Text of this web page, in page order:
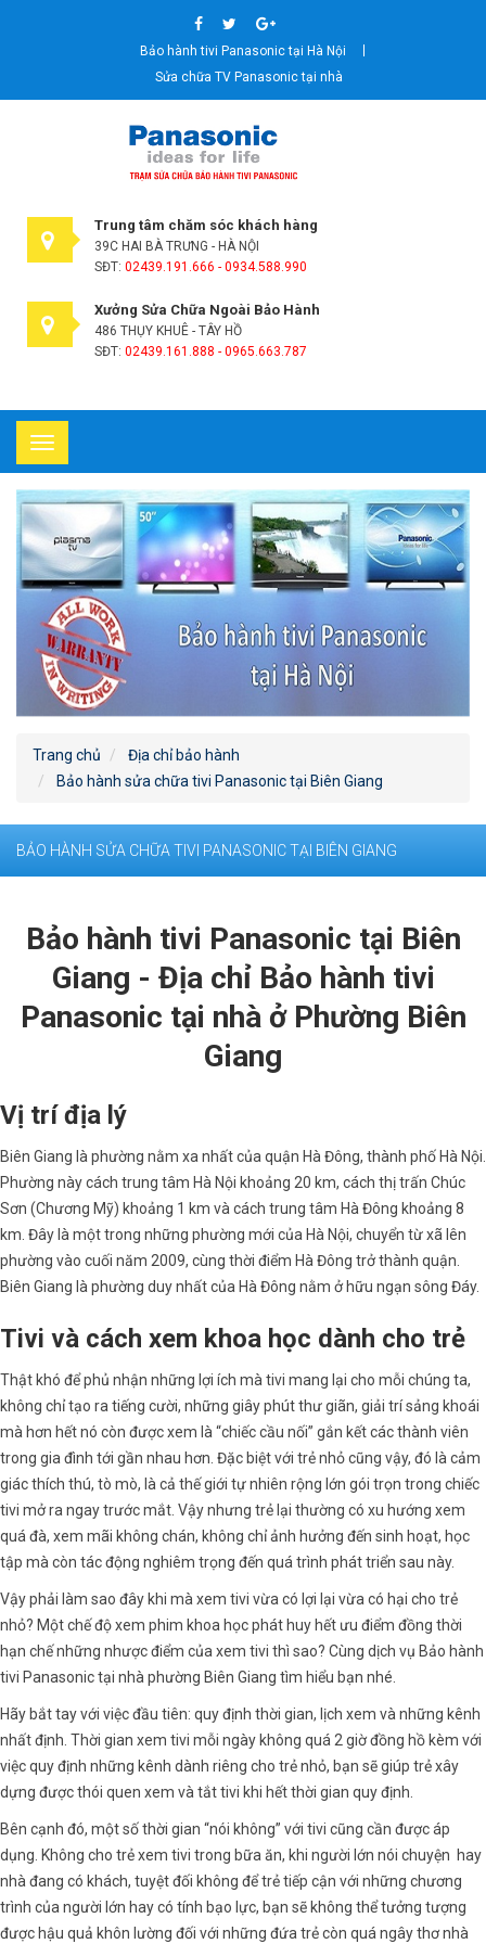
Bảo hành tivi Panasonic tại Hà Nội
Sửa chữa TV Panasonic tại nhà
Trung tâm chăm sóc khách hàng
39C HAI BÀ TRƯNG - HÀ NỘI
SĐT: 02439.191.666 - 0934.588.990
Xưởng Sửa Chữa Ngoài Bảo Hành
486 THỤY KHUÊ - TÂY HỒ
SĐT: 02439.161.888 - 0965.663.787
Toggle
navigation
Trang chủ
Địa chỉ bảo hành
Bảo hành sửa chữa tivi Panasonic tại Biên Giang
BẢO HÀNH SỬA CHỮA TIVI PANASONIC TẠI BIÊN GIANG
Bảo hành tivi Panasonic tại Biên
Giang - Địa chỉ Bảo hành tivi
Panasonic tại nhà ở Phường Biên
Giang
Vị trí địa lý
Biên Giang là phường nằm xa nhất của quận Hà Đông, thành phố Hà Nội.
Phường này cách trung tâm Hà Nội khoảng 20 km, cách thị trấn Chúc
Sơn (Chương Mỹ) khoảng 1 km và cách trung tâm Hà Đông khoảng 8
km. Đây là một trong những phường mới của Hà Nội, chuyển từ xã lên
phường vào cuối năm 2009, cùng thời điểm Hà Đông trở thành quận.
Biên Giang là phường duy nhất của Hà Đông nằm ở hữu ngạn sông Đáy.
Tivi và cách xem khoa học dành cho trẻ
Thật khó để phủ nhận những lợi ích mà tivi mang lại cho mỗi chúng ta,
không chỉ tạo ra tiếng cười, những giây phút thư giãn, giải trí sảng khoái
mà hơn hết nó còn được xem là “chiếc cầu nối” gắn kết các thành viên
trong gia đình tới gần nhau hơn. Đặc biệt với trẻ nhỏ cũng vậy, đó là cảm
giác thích thú, tò mò, là cả thế giới tự nhiên rộng lớn gói trọn trong chiếc
tivi mở ra ngay trước mắt. Vậy nhưng trẻ lại thường có xu hướng xem
quá đà, xem mãi không chán, không chỉ ảnh hưởng đến sinh hoạt, học
tập mà còn tác động nghiêm trọng đến quá trình phát triển sau này.
Vậy phải làm sao đây khi mà xem tivi vừa có lợi lại vừa có hại cho trẻ
nhỏ? Một chế độ xem phim khoa học phát huy hết ưu điểm đồng thời
hạn chế những nhược điểm của xem tivi thì sao? Cùng dịch vụ Bảo hành
tivi Panasonic tại nhà phường Biên Giang tìm hiểu bạn nhé.
Hãy bắt tay với việc đầu tiên: quy định thời gian, lịch xem và những kênh
nhất định. Thời gian xem tivi mỗi ngày không quá 2 giờ đồng hồ kèm với
việc quy định những kênh dành riêng cho trẻ nhỏ, bạn sẽ giúp trẻ xây
dựng được thói quen xem và tắt tivi khi hết thời gian quy định.
Bên cạnh đó, một số thời gian “nói không” với tivi cũng cần được áp
dụng. Không cho trẻ xem tivi trong bữa ăn, khi người lớn nói chuyện hay
nhà đang có khách, tuyệt đối không để trẻ tiếp cận với những chương
trình của người lớn hay có tính bạo lực, bạn sẽ không thể tưởng tượng
được hậu quả khôn lường đối với những đứa trẻ còn quá ngây thơ nhà